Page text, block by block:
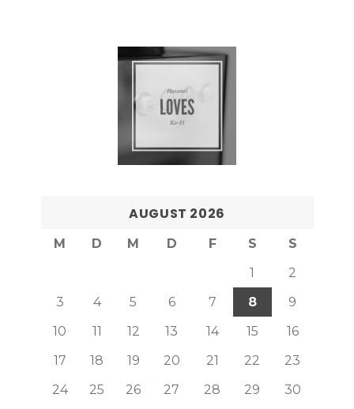
AUGUST 2026
M D M D F S
S
1
2
3
4 5 6 7 8
9
10
11 12 13 14 15
16
17
18 19 20 21 22
23
24
25 26 27 28 29
30